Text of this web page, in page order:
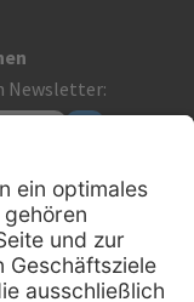
Newsletter:
GmbH
7